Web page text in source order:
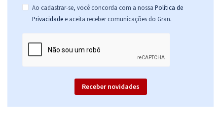
Ao cadastrar-se, você concorda com a nossa Política de
Privacidade e aceita receber comunicações do Gran.
Receber novidades